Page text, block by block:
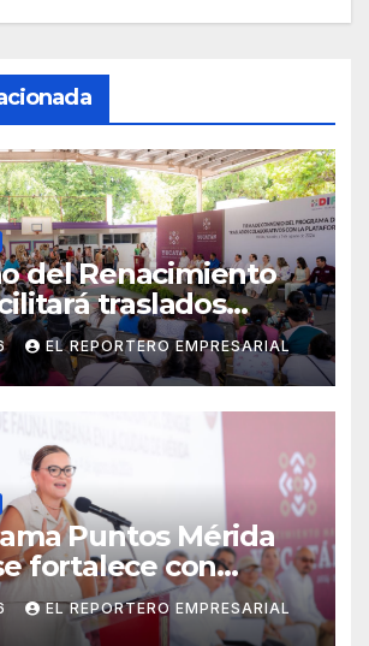
del Renacimiento
traslados
para usuarias y
del CREE
EL REPORTERO EMPRESARIAL
Puntos Mérida
fortalece con
y colaboración
EL REPORTERO EMPRESARIAL